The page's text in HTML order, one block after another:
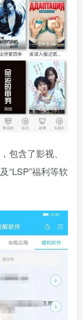
包含了影视、
“LSP”福利等软